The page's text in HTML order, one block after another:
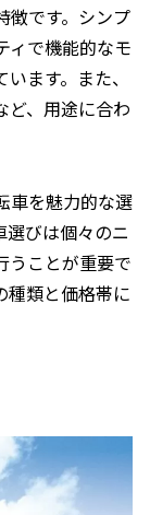
徴です。シンプ
ィで機能的なモ
ます。また、
ど、用途に合わ
車を魅力的な選
びは個々のニ
うことが重要で
種類と価格帯に